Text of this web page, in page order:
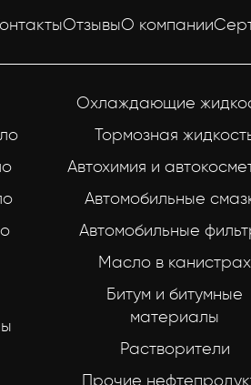
ОтзывыО компании
Охлаждающие
Тормозная
Автохимия и
Автомобильные
Автомобильные
Масло в канистрах
Битум и битумные
материалы
Растворители
Прочие